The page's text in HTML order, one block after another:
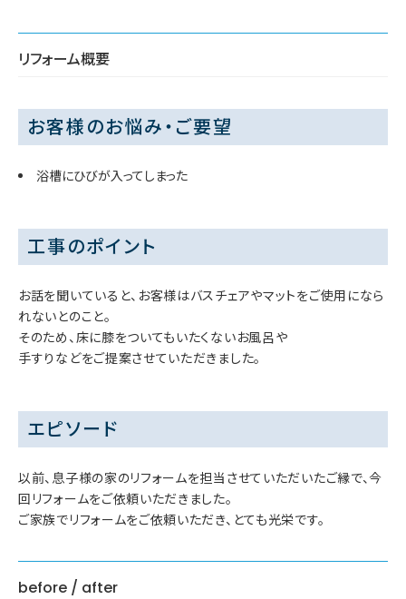
リフォーム概要
お客様のお悩み・ご要望
浴槽にひびが入ってしまった
工事のポイント
お話を聞いていると、お客様はバスチェアやマットをご使用になら
れないとのこと。
そのため、床に膝をついてもいたくないお風呂や
手すりなどをご提案させていただきました。
エピソード
以前、息子様の家のリフォームを担当させていただいたご縁で、今
回リフォームをご依頼いただきました。
ご家族でリフォームをご依頼いただき、とても光栄です。
before / after